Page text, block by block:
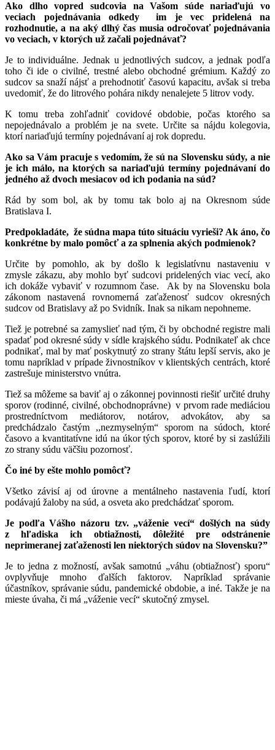
Ako dlho vopred sudcovia na Vašom súde nariaďujú vo
veciach pojednávania odkedy im je vec pridelená na
rozhodnutie, a na aký dlhý čas musia odročovať pojednávania
vo veciach, v ktorých už začali pojednávať?
Je to individuálne. Jednak u jednotlivých sudcov, a jednak podľa
toho či ide o civilné, trestné alebo obchodné grémium. Každý zo
sudcov sa snaží nájsť a prehodnotiť časovú kapacitu, avšak si treba
uvedomiť, že do litrového pohára nikdy nenalejete 5 litrov vody.
K tomu treba zohľadniť covidové obdobie, počas ktorého sa
nepojednávalo a problém je na svete. Určite sa nájdu kolegovia,
ktorí nariaďujú termíny pojednávaní aj rok dopredu.
Ako sa Vám pracuje s vedomím, že sú na Slovensku súdy, a nie
je ich málo, na ktorých sa nariaďujú termíny pojednávaní do
jedného až dvoch mesiacov od ich podania na súd?
Rád by som bol, ak by tomu tak bolo aj na Okresnom súde
Bratislava I.
Predpokladáte, že súdna mapa túto situáciu vyrieši? Ak áno, čo
konkrétne by malo pomôcť a za splnenia akých podmienok?
Určite by pomohlo, ak by došlo k legislatívnu nastaveniu v
zmysle zákazu, aby mohlo byť sudcovi pridelených viac vecí, ako
ich dokáže vybaviť v rozumnom čase. Ak by na Slovensku bola
zákonom nastavená rovnomerná zaťaženosť sudcov okresných
sudcov od Bratislavy až po Svidník. Inak sa nikam nepohneme.
Tiež je potrebné sa zamyslieť nad tým, či by obchodné registre mali
spadať pod okresné súdy v sídle krajského súdu. Podnikateľ ak chce
podnikať, mal by mať poskytnutý zo strany štátu lepší servis, ako je
tomu napríklad v prípade živnostníkov v klientských centrách, ktoré
zastrešuje ministerstvo vnútra.
Tiež sa môžeme sa baviť aj o zákonnej povinnosti riešiť určité druhy
sporov (rodinné, civilné, obchodnoprávne) v prvom rade mediáciou
prostredníctvom mediátorov, notárov, advokátov, aby sa
predchádzalo častým ,,nezmyselným“ sporom na súdoch, ktoré
časovo a kvantitatívne idú na úkor tých sporov, ktoré by si zaslúžili
zo strany súdu väčšiu pozornosť.
Čo iné by ešte mohlo pomôcť?
Všetko závisí aj od úrovne a mentálneho nastavenia ľudí, ktorí
podávajú žaloby na súd, a osveta ako predchádzať sporom.
Je podľa Vášho názoru tzv. „váženie vecí“ došlých na súdy
z hľadiska ich obtiažnosti, dôležité pre odstránenie
neprimeranej zaťaženosti len niektorých súdov na Slovensku?”
Je to jedna z možností, avšak samotnú „váhu (obtiažnosť) sporu“
ovplyvňuje mnoho ďalších faktorov. Napríklad správanie
účastníkov, správanie súdu, pandemické obdobie, a iné. Takže je na
mieste úvaha, či má „váženie vecí“ skutočný zmysel.